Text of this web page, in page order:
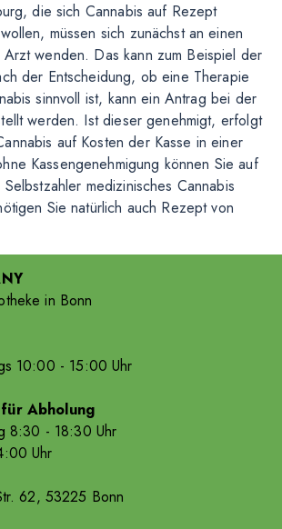
die sich Cannabis auf Rezept
müssen sich zunächst an einen
wenden. Das kann zum Beispiel der
der Entscheidung, ob eine Therapie
sinnvoll ist, kann ein Antrag bei der
werden. Ist dieser genehmigt, erfolgt
auf Kosten der Kasse in einer
Kassengenehmigung können Sie auf
medizinisches Cannabis
Sie natürlich auch Rezept von
in Bonn
10:00 - 15:00 Uhr
Abholung
8:30 - 18:30 Uhr
:00 Uhr
62, 53225 Bonn